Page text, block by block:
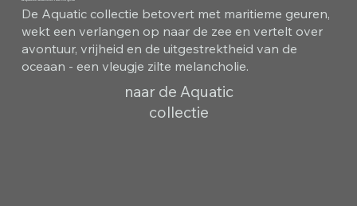
De Aquatic collectie betovert met maritieme geuren,
wekt een verlangen op naar de zee en vertelt over
avontuur, vrijheid en de uitgestrektheid van de
oceaan - een vleugje zilte melancholie.
naar de Aquatic
collectie